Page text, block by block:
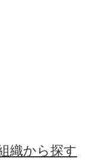
織から探す